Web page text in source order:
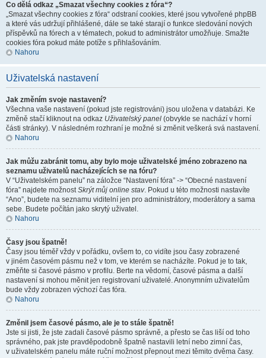
Co dělá odkaz „Smazat všechny cookies z fóra“?
„Smazat všechny cookies z fóra“ odstraní cookies, které jsou vytvořené phpBB
a které vás udržují přihlášené, dále se také starají o funkce sledování nových
příspěvků na fórech a v tématech, pokud to administrátor umožňuje. Smažte
cookies fóra pokud máte potíže s přihlašováním.
Nahoru
Uživatelská nastavení
Jak změním svoje nastavení?
Všechna vaše nastavení (pokud jste registrováni) jsou uložena v databázi. Ke
změně stačí kliknout na odkaz Uživatelský panel (obvykle se nachází v horní
části stránky). V následném rozhraní je možné si změnit veškerá svá nastavení.
Nahoru
Jak můžu zabránit tomu, aby bylo moje uživatelské jméno zobrazeno na
seznamu uživatelů nacházejících se na fóru?
V “Uživatelském panelu” na záložce “Nastavení fóra” -> “Obecné nastavení
fóra” najdete možnostSkrýt můj online stav. Pokud u této možnosti nastavíte
“Ano”, budete na seznamu viditelní jen pro administrátory, moderátory a sama
sebe. Budete počítán jako skrytý uživatel.
Nahoru
Časy jsou špatně!
Časy jsou téměř vždy v pořádku, ovšem to, co vidíte jsou časy zobrazené
v jiném časovém pásmu než v tom, ve kterém se nacházíte. Pokud je to tak,
změňte si časové pásmo v profilu. Berte na vědomí, časové pásma a další
nastavení si mohou měnit jen registrovaní uživatelé. Anonymním uživatelům
bude vždy zobrazen výchozí čas fóra.
Nahoru
Změnil jsem časové pásmo, ale je to stále špatně!
Jste si jisti, že jste zadali časové pásmo správně, a přesto se čas liší od toho
správného, pak jste pravděpodobně špatně nastavili letní nebo zimní čas,
v uživatelském panelu máte ruční možnost přepnout mezi těmito dvěma časy.